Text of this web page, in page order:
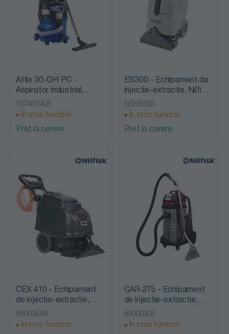
Attix 30-OH PC -
Aspirator industrial,
clasa de praf H, Nilfisk
Alto
107400405
În stoc furnizor
Preț la cerere
ES300 - Echipament de
injectie-extractie, Nilfisk
Advance
56265503
În stoc furnizor
Preț la cerere
CEX 410 - Echipament
de injectie-extractie,
Nilfisk Viper
50000546
În stoc furnizor
CAR 275 - Echipament
de injectie-extractie,
Nilfisk Viper
50000209
În stoc furnizor